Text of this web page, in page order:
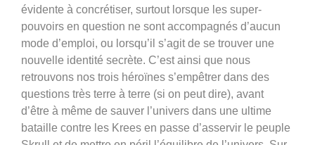
évidente à concrétiser, surtout lorsque les super-
pouvoirs en question ne sont accompagnés d’aucun
mode d’emploi, ou lorsqu’il s’agit de se trouver une
nouvelle identité secrète. C’est ainsi que nous
retrouvons nos trois héroïnes s’empêtrer dans des
questions très terre à terre (si on peut dire), avant
d’être à même de sauver l’univers dans une ultime
bataille contre les Krees en passe d’asservir le peuple